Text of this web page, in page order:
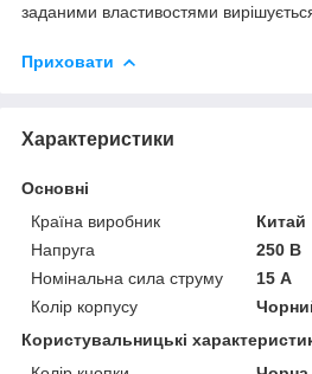
заданими властивостями
Приховати
Характеристики
Основні
Країна виробник
Китай
Напруга
250 В
Номінальна сила струму
15 А
Колір корпусу
Користувальницькі